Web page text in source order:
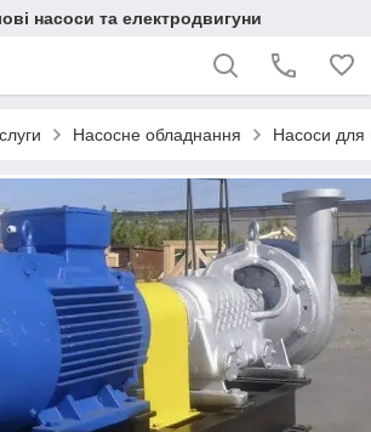
насоси та електродвигуни
Насосне обладнання Насоси для